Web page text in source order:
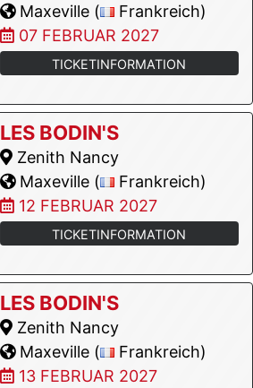
Maxeville (
Frankreich)
07 FEBRUAR 2027
TICKETINFORMATION
LES BODIN'S
Zenith Nancy
Maxeville (
Frankreich)
12 FEBRUAR 2027
TICKETINFORMATION
LES BODIN'S
Zenith Nancy
Maxeville (
Frankreich)
13 FEBRUAR 2027